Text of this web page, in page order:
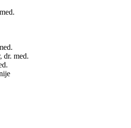
dr. med.